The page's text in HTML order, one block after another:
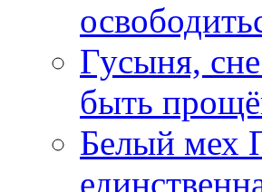
Гусыня,
быть
Белый мех